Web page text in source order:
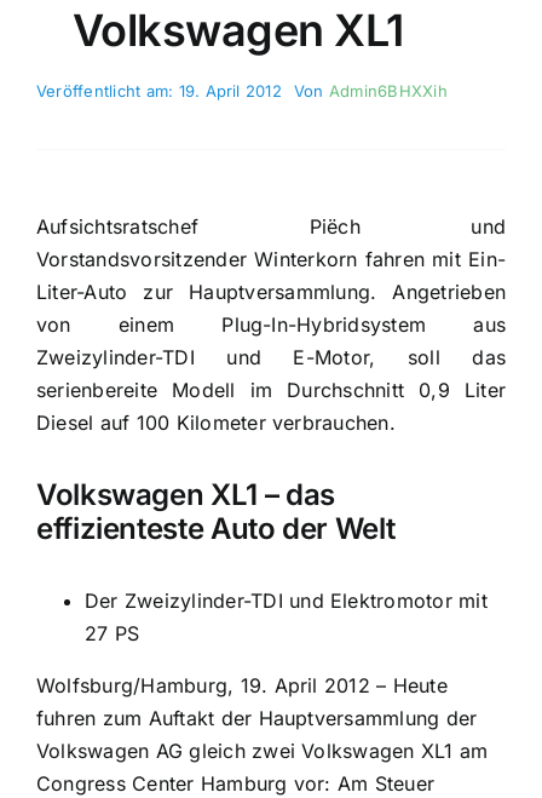
Volkswagen XL1
Veröffentlicht am: 19. April 2012 Von Admin6BHXXih
Aufsichtsratschef Piëch und
Vorstandsvorsitzender Winterkorn fahren mit Ein-
Liter-Auto zur Hauptversammlung. Angetrieben
von einem Plug-In-Hybridsystem aus
Zweizylinder-TDI und E-Motor, soll das
serienbereite Modell im Durchschnitt 0,9 Liter
Diesel auf 100 Kilometer verbrauchen.
Volkswagen XL1 – das
effizienteste Auto der Welt
Der Zweizylinder-TDI und Elektromotor mit
27 PS
Wolfsburg/Hamburg, 19. April 2012 – Heute
fuhren zum Auftakt der Hauptversammlung der
Volkswagen AG gleich zwei Volkswagen XL1 am
Congress Center Hamburg vor: Am Steuer